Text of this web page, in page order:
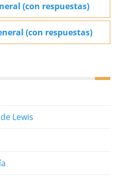
(con respuestas)
(con respuestas)
Lewis